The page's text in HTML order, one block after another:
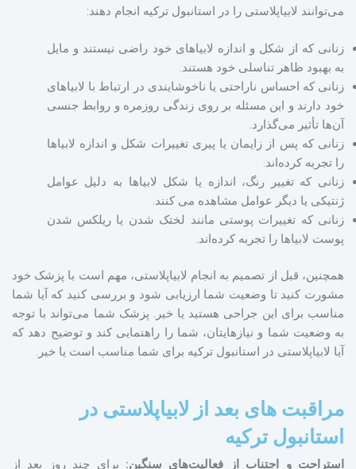
می‌توانند لابیاپلاستی را در استانبول ترکیه انجام دهند:
زنانی که از شکل و اندازه لابیاهای خود راضی نیستند و مایل
به بهبود ظاهر تناسلی خود هستند.
زنانی که احساس ناراحتی یا ناخوشایندی در ارتباط با لابیاهای
خود دارند و این مسئله بر روی زندگی روزمره و روابط جنسی
آن‌ها تأثیر می‌گذارد.
زنانی که پس از زایمان یا پیری تغییرات شکل و اندازه لابیاها
را تجربه کرده‌اند.
زنانی که تغییر رنگ، اندازه یا شکل لابیاها به دلیل عوامل
ژنتیکی یا دیگر عوامل مشاهده می کنند.
زنانی که تغییرات پوستی مانند لختک شدن یا ریلکس شدن
پوست لابیاها را تجربه کرده‌اند.
همچنین، قبل از تصمیم به انجام لابیاپلاستی، مهم است با پزشک خود
مشورت کنید تا وضعیت شما ارزیابی شود و بررسی کنید که آیا شما
مناسب برای این جراحی هستید یا خیر. پزشک شما می‌تواند با توجه
به وضعیت شما و نیازهایتان، شما را راهنمایی کند و توضیح دهد که
آیا لابیاپلاستی در استانبول ترکیه برای شما مناسب است یا خیر.
مراقبت های بعد از لابیاپلاستی در
استانبول ترکیه
استراحت و اجتناب از فعالیت‌های سنگین: برای چند روز بعد از